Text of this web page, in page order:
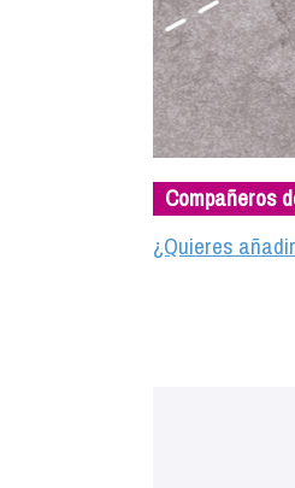
Compañeros
¿Quieres